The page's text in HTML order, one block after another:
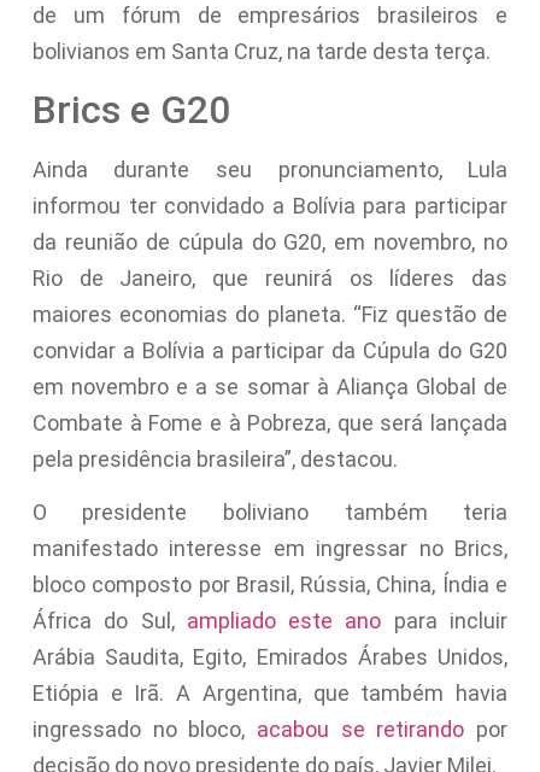
de um fórum de empresários brasileiros e
bolivianos em Santa Cruz, na tarde desta terça.
Brics e G20
Ainda durante seu pronunciamento, Lula
informou ter convidado a Bolívia para participar
da reunião de cúpula do G20, em novembro, no
Rio de Janeiro, que reunirá os líderes das
maiores economias do planeta. “Fiz questão de
convidar a Bolívia a participar da Cúpula do G20
em novembro e a se somar à Aliança Global de
Combate à Fome e à Pobreza, que será lançada
pela presidência brasileira”, destacou.
O presidente boliviano também teria
manifestado interesse em ingressar no Brics,
bloco composto por Brasil, Rússia, China, Índia e
África do Sul, ampliado este ano para incluir
Arábia Saudita, Egito, Emirados Árabes Unidos,
Etiópia e Irã. A Argentina, que também havia
ingressado no bloco, acabou se retirando por
decisão do novo presidente do país, Javier Milei.